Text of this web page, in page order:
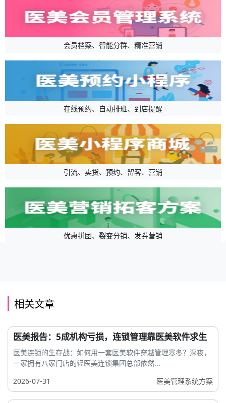
会员档案、智能分群、精准营销
在线预约、自动排班、到店提醒
引流、卖货、预约、留客、营销
优惠拼团、裂变分销、发券营销
相关文章
医美报告：5成机构亏损，连锁管理靠医美软件求生
医美连锁的生存战：如何用一套医美软件穿越管理寒冬？深夜，
一家拥有八家门店的轻医美连锁集团总部依然...
2026-07-31
医美管理系统方案